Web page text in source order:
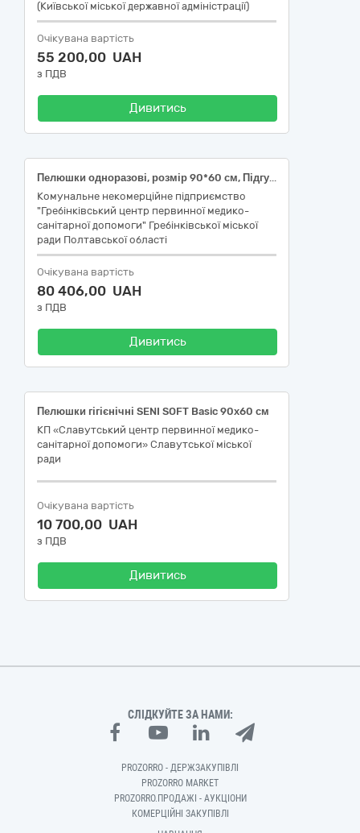
(Київської міської державної адміністрації)
Очікувана вартість
55 200,00 UAH
з ПДВ
Дивитись
Пелюшки одноразові, розмір 90*60 см, Підгузки-трусики для дорослих, універсальні, розмір М, охоплення талії: 80-110, від 5,5 крапель, Підгузки-трусики для дорослих, універсальні, розмір L, охоплення талії: 100-135, від 5,5 крапель
Комунальне некомерційне підприємство
"Гребінківський центр первинної медико-
санітарної допомоги" Гребінківської міської
ради Полтавської області
Очікувана вартість
80 406,00 UAH
з ПДВ
Дивитись
Пелюшки гігієнічні SENI SOFT Basic 90х60 см
КП «Славутський центр первинної медико-
санітарної допомоги» Славутської міської
ради
Очікувана вартість
10 700,00 UAH
з ПДВ
Дивитись
СЛІДКУЙТЕ ЗА НАМИ:
PROZORRO - ДЕРЖЗАКУПІВЛІ
PROZORRO MARKET
PROZORRO.ПРОДАЖІ - АУКЦІОНИ
КОМЕРЦІЙНІ ЗАКУПІВЛІ